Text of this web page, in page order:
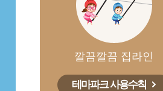
깔끔깔끔 집라인
테마파크 사용수칙